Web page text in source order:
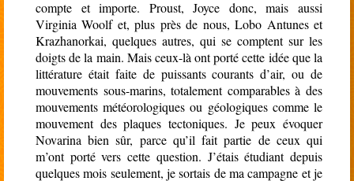
compte et importe. Proust, Joyce donc, mais aussi
Virginia Woolf et, plus près de nous, Lobo Antunes et
Krazhanorkai, quelques autres, qui se comptent sur les
doigts de la main. Mais ceux-là ont porté cette idée que la
littérature était faite de puissants courants d’air, ou de
mouvements sous-marins, totalement comparables à des
mouvements météorologiques ou géologiques comme le
mouvement des plaques tectoniques. Je peux évoquer
Novarina bien sûr, parce qu’il fait partie de ceux qui
m’ont porté vers cette question. J’étais étudiant depuis
quelques mois seulement, je sortais de ma campagne et je